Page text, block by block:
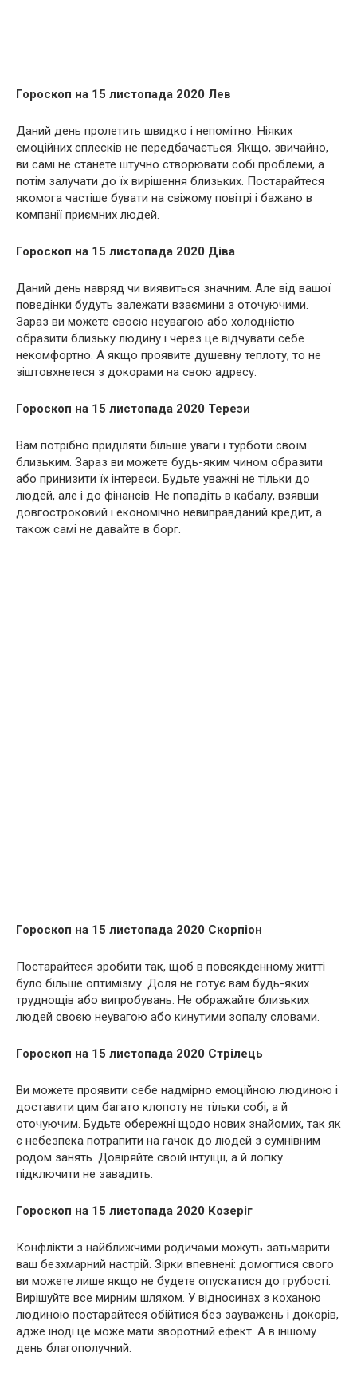
Гороскоп на 15 листопада 2020 Лев
Даний день пролетить швидко і непомітно. Ніяких
емоційних сплесків не передбачається. Якщо, звичайно,
ви самі не станете штучно створювати собі проблеми, а
потім залучати до їх вирішення близьких. Постарайтеся
якомога частіше бувати на свіжому повітрі і бажано в
компанії приємних людей.
Гороскоп на 15 листопада 2020 Діва
Даний день навряд чи виявиться значним. Але від вашої
поведінки будуть залежати взаємини з оточуючими.
Зараз ви можете своєю неувагою або холодністю
образити близьку людину і через це відчувати себе
некомфортно. А якщо проявите душевну теплоту, то не
зіштовхнетеся з докорами на свою адресу.
Гороскоп на 15 листопада 2020 Терези
Вам потрібно приділяти більше уваги і турботи своїм
близьким. Зараз ви можете будь-яким чином образити
або принизити їх інтереси. Будьте уважні не тільки до
людей, але і до фінансів. Не попадіть в кабалу, взявши
довгостроковий і економічно невиправданий кредит, а
також самі не давайте в борг.
Гороскоп на 15 листопада 2020 Скорпіон
Постарайтеся зробити так, щоб в повсякденному житті
було більше оптимізму. Доля не готує вам будь-яких
труднощів або випробувань. Не ображайте близьких
людей своєю неувагою або кинутими зопалу словами.
Гороскоп на 15 листопада 2020 Стрілець
Ви можете проявити себе надмірно емоційною людиною і
доставити цим багато клопоту не тільки собі, а й
оточуючим. Будьте обережні щодо нових знайомих, так як
є небезпека потрапити на гачок до людей з сумнівним
родом занять. Довіряйте своїй інтуїції, а й логіку
підключити не завадить.
Гороскоп на 15 листопада 2020 Козеріг
Конфлікти з найближчими родичами можуть затьмарити
ваш безхмарний настрій. Зірки впевнені: домогтися свого
ви можете лише якщо не будете опускатися до грубості.
Вирішуйте все мирним шляхом. У відносинах з коханою
людиною постарайтеся обійтися без зауважень і докорів,
адже іноді це може мати зворотний ефект. А в іншому
день благополучний.